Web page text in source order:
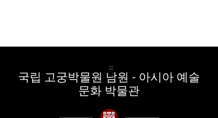
:::
국립 고궁박물원 남원 - 아시아 예술
문화 박물관